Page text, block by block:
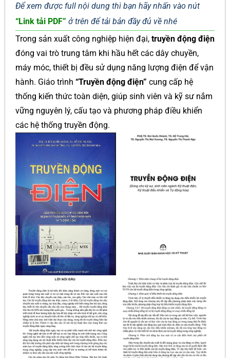
Để xem được full nội dung thì bạn hãy nhấn vào nút
“Link tải PDF” ở trên để tải bản đầy đủ về nhé
Trong sản xuất công nghiệp hiện đại, truyền động điện
đóng vai trò trung tâm khi hầu hết các dây chuyền,
máy móc, thiết bị đều sử dụng năng lượng điện để vận
hành. Giáo trình “Truyền động điện” cung cấp hệ
thống kiến thức toàn diện, giúp sinh viên và kỹ sư nắm
vững nguyên lý, cấu tạo và phương pháp điều khiển
các hệ thống truyền động.